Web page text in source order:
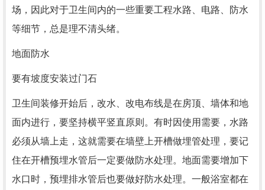
场，因此对于卫生间内的一些重要工程水路、电路、防水
等细节，总是理不清头绪。
地面防水
要有坡度安装过门石
卫生间装修开始后，改水、改电布线是在房顶、墙体和地
面内进行，要坚持横平竖直原则。有时因使用需要，水路
必须从墙上走，这就需要在墙壁上开槽做埋管处理，要记
住在开槽预埋水管后一定要做防水处理。地面需要增加下
水口时，预埋排水管后也要做好防水处理。一般浴室都在